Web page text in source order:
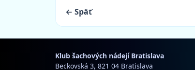
← Späť
Klub šachových nádejí Bratislava
Beckovská 3, 821 04 Bratislava